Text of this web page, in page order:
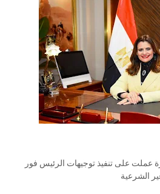
عملت على تنفيذ توجيهات الرئيس فور
الشرعية